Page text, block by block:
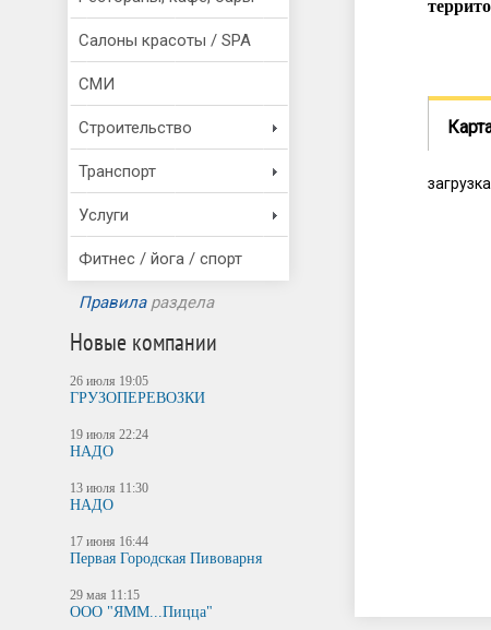
Салоны красоты / SPA
СМИ
Строительство
Транспорт
Услуги
Фитнес / йога / спорт
Правилараздела
Новые компании
26 июля 19:05
ГРУЗОПЕРЕВОЗКИ
19 июля 22:24
НАДО
13 июля 11:30
НАДО
17 июня 16:44
Первая Городская Пивоварня
29 мая 11:15
ООО "ЯММ...Пицца"
загрузка